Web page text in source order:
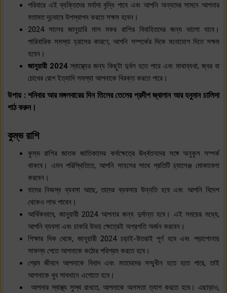
পরিবারে এই ব্যক্তিদের মর্যাদা বৃদ্ধি পাবে এবং আপনি অন্যদের সামনে আপনার
মতামত দৃঢ়ভাবে উপস্থাপন করতে সক্ষম হবেন।
2024 সালের জানুয়ারি মাস মকর রাশির বিবাহিতদের জন্য ভালো যাবে।
পারিবারিক সমস্যা হ্রাসের কারণে, আপনি সম্পর্কের দিকে মনোযোগ দিতে সক্ষম
হবেন।
জানুয়ারী 2024 স্বাস্থ্যের জন্য কিছুটা দুর্বল হতে পারে এবং মাথাব্যথা, জ্বর বা
চোখের রোগ ইত্যাদি সমস্যা আপনাকে বিরক্ত করতে পারে।
উপায় : শনিবার আর মঙ্গলবারের দিন তিলের তেলের প্রদীপ জ্বালান আর হনুমান চালিসা
পাঠ করুন।
কুম্ভ রাশি
কুম্ভ রাশির জাতক জাতিকাদের কর্মক্ষেত্রে ঊর্ধ্বতনদের সঙ্গে অনুকূল সম্পর্ক
থাকবে। এমন পরিস্থিতিতে, আপনি সাহসের সাথে প্রতিটি চ্যালেঞ্জ মোকাবেলা
করবেন।
যাদের নিজস্ব ব্যবসা আছে, তাদের ব্যবসায় উন্নতি হবে এবং আপনি বিদেশ
থেকেও লাভ পাবেন।
আর্থিকভাবে, জানুয়ারী 2024 আপনার জন্য দুর্দান্ত হবে। এই সময়ের মধ্যে,
আপনি ব্যবসা এবং চাকরি উভয় ক্ষেত্রেই অগ্রগতি অর্জন করবেন।
শিক্ষার দিক থেকে, জানুয়ারী 2024 চড়াই-উতরাই পূর্ণ হবে এবং পড়াশোনায়
সাফল্য পেতে আপনাকে কঠোর পরিশ্রম করতে হবে।
প্রেম জীবনে আপনাকে বিবাদ এবং মতভেদের সম্মুখীন হতে হতে পারে, তাই
আপনাকে খুব সাবধানে এগোতে হবে।
আপনার স্বাস্থ্য সুস্থ রাখতে, আপনাকে অলসতা ত্যাগ করতে হবে। এছাড়াও,